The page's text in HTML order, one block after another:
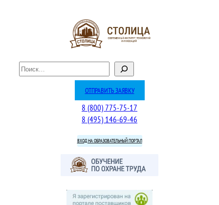
П
о
ОТПРАВИТЬ ЗАЯВКУ
8 (800) 775-75-17
8 (495) 146-69-46
ВХОД НА ОБРАЗОВАТЕЛЬНЫЙ ПОРТАЛ